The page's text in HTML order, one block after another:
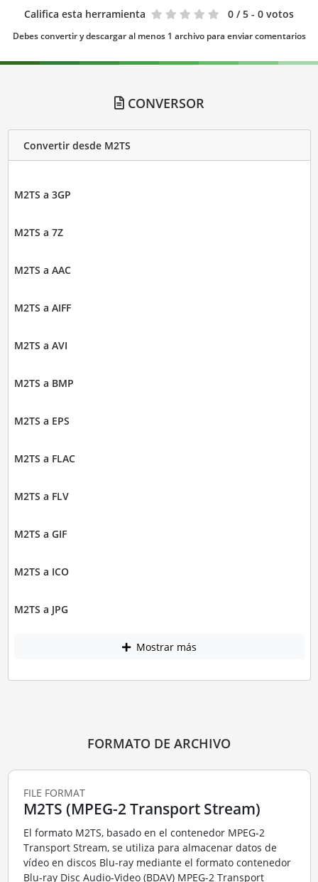
Califica esta herramienta 0 / 5 - 0 votos
Debes convertir y descargar al menos 1 archivo para enviar comentarios
CONVERSOR
Convertir desde M2TS
M2TS a 3GP
M2TS a 7Z
M2TS a AAC
M2TS a AIFF
M2TS a AVI
M2TS a BMP
M2TS a EPS
M2TS a FLAC
M2TS a FLV
M2TS a GIF
M2TS a ICO
M2TS a JPG
Mostrar más
FORMATO DE ARCHIVO
FILE FORMAT
M2TS (MPEG-2 Transport Stream)
El formato M2TS, basado en el contenedor MPEG-2
Transport Stream, se utiliza para almacenar datos de
vídeo en discos Blu-ray mediante el formato contenedor
Blu-ray Disc Audio-Video (BDAV) MPEG-2 Transport